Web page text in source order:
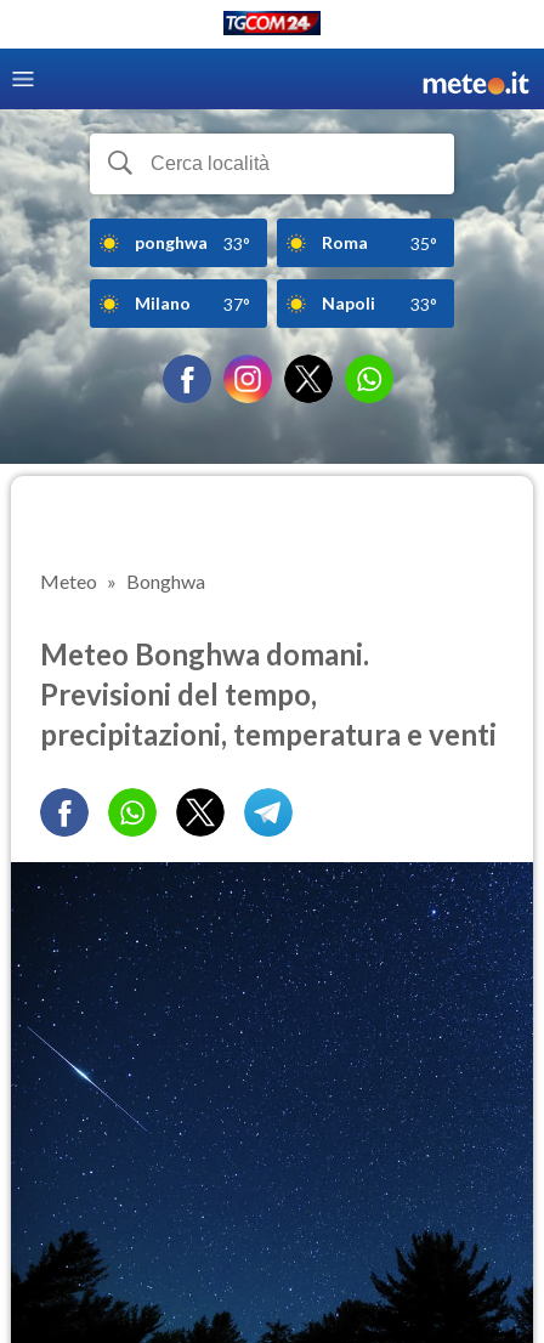
ponghwa 33° Roma 35°
Milano 37° Napoli 33°
Meteo Bonghwa
Meteo Bonghwa domani.
Previsioni del tempo,
precipitazioni, temperatura e venti